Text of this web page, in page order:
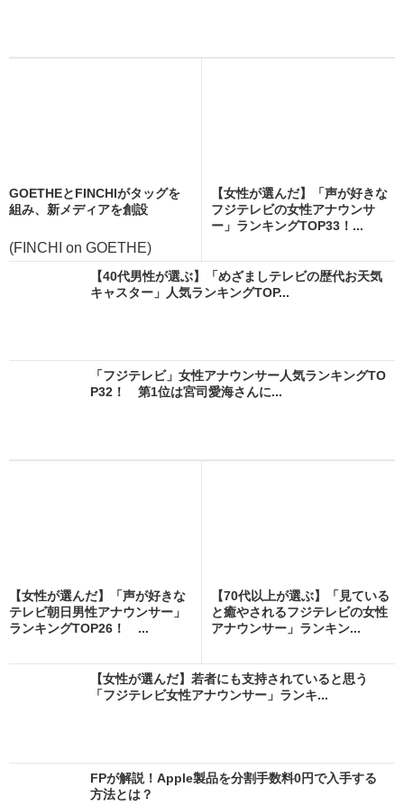
GOETHEとFINCHIがタッグを
組み、新メディアを創設
(FINCHI on GOETHE)
【女性が選んだ】「声が好きな
フジテレビの女性アナウンサ
ー」ランキングTOP33！...
【40代男性が選ぶ】「めざましテレビの歴代お天気
キャスター」人気ランキングTOP...
「フジテレビ」女性アナウンサー人気ランキングTO
P32！ 第1位は宮司愛海さんに...
【女性が選んだ】「声が好きな
テレビ朝日男性アナウンサー」
ランキングTOP26！ ...
【70代以上が選ぶ】「見ている
と癒やされるフジテレビの女性
アナウンサー」ランキン...
【女性が選んだ】若者にも支持されていると思う
「フジテレビ女性アナウンサー」ランキ...
FPが解説！Apple製品を分割手数料0円で入手する
方法とは？